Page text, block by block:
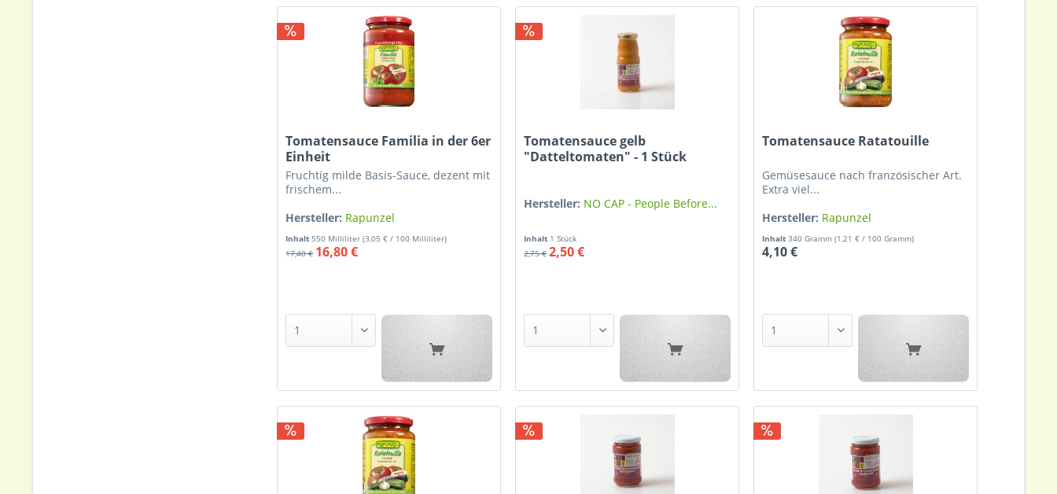
Tomatensauce Familia in der 6er
Einheit
Fruchtig milde Basis-Sauce, dezent mit
frischem...
Hersteller: Rapunzel
Inhalt550 Milliliter(3,05 € / 100 Milliliter)
17,40 € 16,80 €
Tomatensauce gelb
"Datteltomaten" - 1 Stück
Hersteller: NO CAP - People Before...
Inhalt 1 Stück
2,75 € 2,50 €
Tomatensauce Ratatouille
Gemüsesauce nach französischer Art.
Extra viel...
Hersteller: Rapunzel
Inhalt340 Gramm(1,21 € / 100 Gramm)
4,10 €